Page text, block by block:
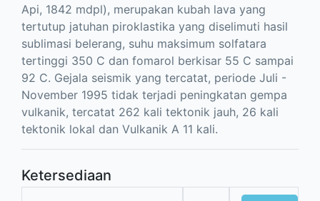
Api, 1842 mdpl), merupakan kubah lava yang
tertutup jatuhan piroklastika yang diselimuti hasil
sublimasi belerang, suhu maksimum solfatara
tertinggi 350 C dan fomarol berkisar 55 C sampai
92 C. Gejala seismik yang tercatat, periode Juli -
November 1995 tidak terjadi peningkatan gempa
vulkanik, tercatat 262 kali tektonik jauh, 26 kali
tektonik lokal dan Vulkanik A 11 kali.
Ketersediaan